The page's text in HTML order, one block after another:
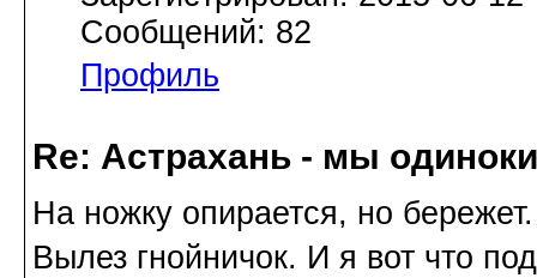
Сообщений: 82
Профиль
Re: Астрахань - мы
На ножку опирается, но
Вылез гнойничок. И я вот что